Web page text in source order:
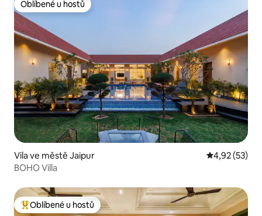
Oblíbené u hostů
Oblíbené u hostů
Vila ve městě Jaipur Průměrné
4,92 (53)
BOHO Villa
Nejlepší v kategorii Oblíbené u hostů
Oblíbené u hostů